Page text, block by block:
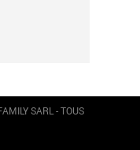
SARL - TOUS